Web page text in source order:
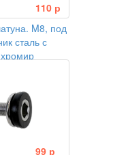
110 р
M8, под
сталь с
99 р